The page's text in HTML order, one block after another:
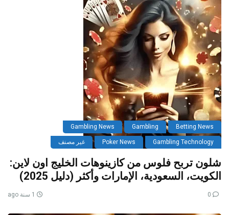
Betting News
Gambling
Gambling News
Gambling Technology
Poker News غير مصنف
شلون تربح فلوس من كازينوهات الخليج اون لاين:
الكويت، السعودية، الإمارات وأكثر (دليل 2025)